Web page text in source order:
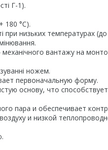
Г-1).
180 °С).
при низьких температурах
вантажу на
ножем.
первоначальную форму.
основу, что
пара и обеспечивает
и низкой